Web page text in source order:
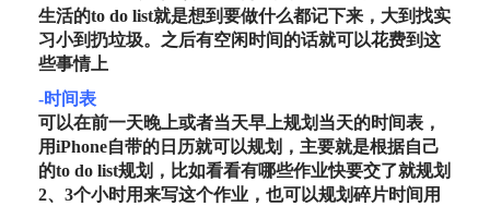
生活的to do list就是想到要做什么都记下来，大到找实
习小到扔垃圾。之后有空闲时间的话就可以花费到这
些事情上
-时间表
可以在前一天晚上或者当天早上规划当天的时间表，
用iPhone自带的日历就可以规划，主要就是根据自己
的to do list规划，比如看看有哪些作业快要交了就规划
2、3个小时用来写这个作业，也可以规划碎片时间用